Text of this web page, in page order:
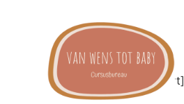
[woocommerce_cart]